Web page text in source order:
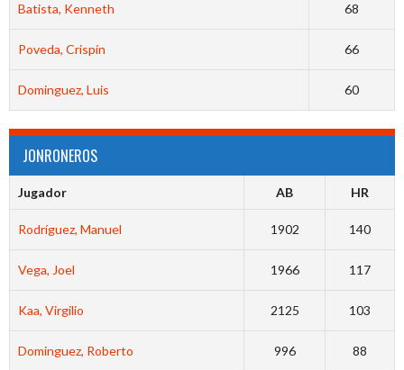
Batista, Kenneth 68
Poveda, Crispín 66
Dominguez, Luis 60
JONRONEROS
Jugador AB HR
Rodríguez, Manuel 1902 140
Vega, Joel 1966 117
Kaa, Virgilio 2125 103
Dominguez, Roberto 996 88